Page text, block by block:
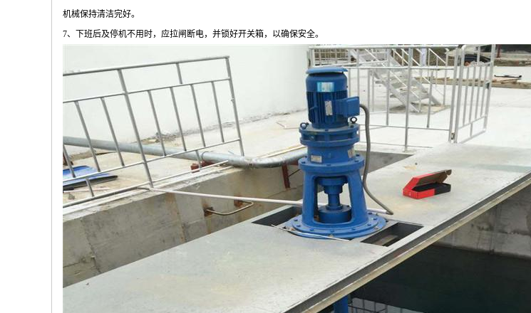
机械保持清洁完好。
7、下班后及停机不用时，应拉闸断电，并锁好开关箱，以确保安全。